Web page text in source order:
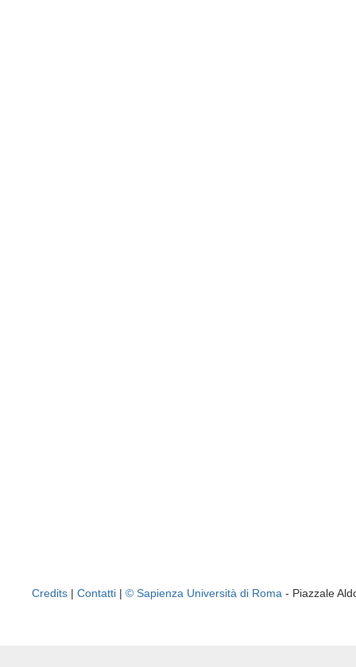
Credits | Contatti | © Sapienza Università di Roma - Piazzale